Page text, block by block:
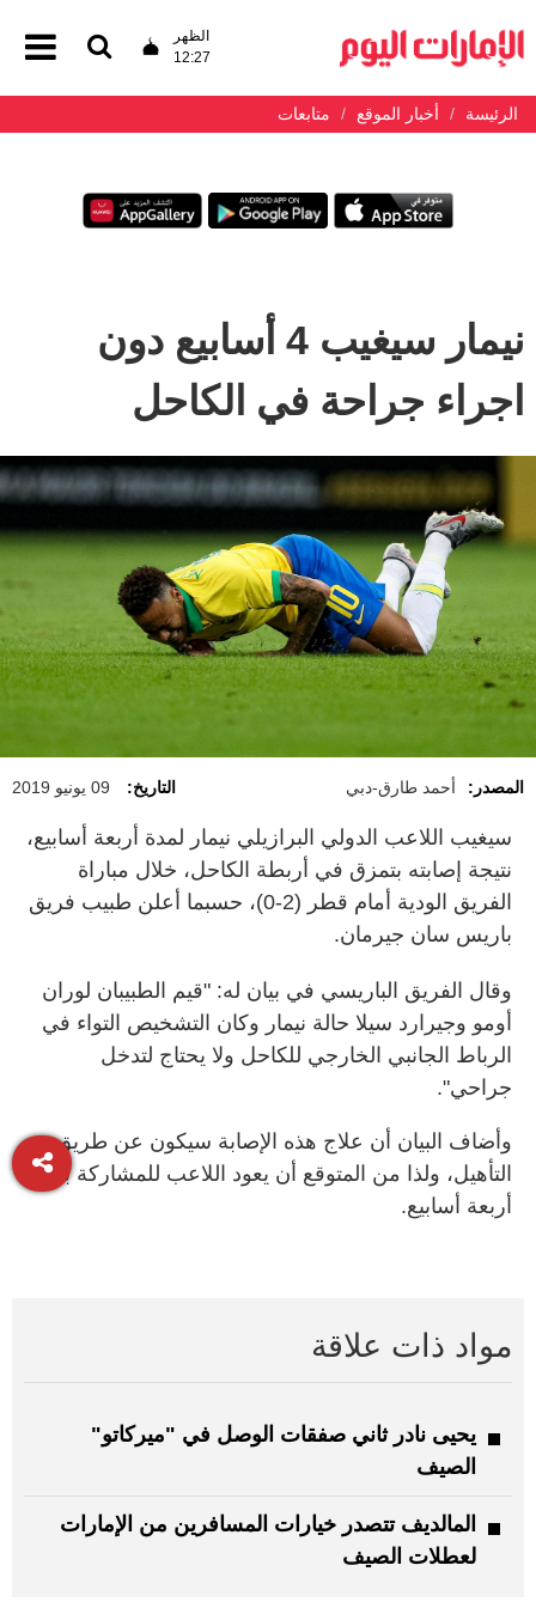
الظهر
12:27
الرئيسة أخبار الموقع متابعات
نيمار سيغيب 4 أسابيع دون
اجراء جراحة في الكاحل
المصدر: أحمد طارق-دبي التاريخ: 09 يونيو 2019
سيغيب اللاعب الدولي البرازيلي نيمار لمدة أربعة أسابيع،
نتيجة إصابته بتمزق في أربطة الكاحل، خلال مباراة
الفريق الودية أمام قطر (2-0)، حسبما أعلن طبيب فريق
باريس سان جيرمان.
وقال الفريق الباريسي في بيان له: "قيم الطبيبان لوران
أومو وجيرارد سيلا حالة نيمار وكان التشخيص التواء في
الرباط الجانبي الخارجي للكاحل ولا يحتاج لتدخل
جراحي".
وأضاف البيان أن علاج هذه الإصابة سيكون عن طريق
التأهيل، ولذا من المتوقع أن يعود اللاعب للمشاركة بعد
أربعة أسابيع.
مواد ذات علاقة
يحيى نادر ثاني صفقات الوصل في "ميركاتو"
الصيف
المالديف تتصدر خيارات المسافرين من الإمارات
لعطلات الصيف